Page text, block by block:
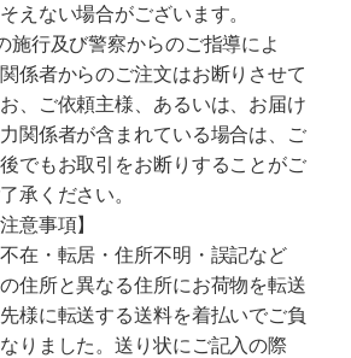
えない場合がございます。
施行及び警察からのご指導によ
係者からのご注文はお断りさせて
、ご依頼主様、あるいは、お届け
関係者が含まれている場合は、ご
でもお取引をお断りすることがご
承ください。
意事項】
在・転居・住所不明・誤記など
住所と異なる住所にお荷物を転送
様に転送する送料を着払いでご負
りました。送り状にご記入の際